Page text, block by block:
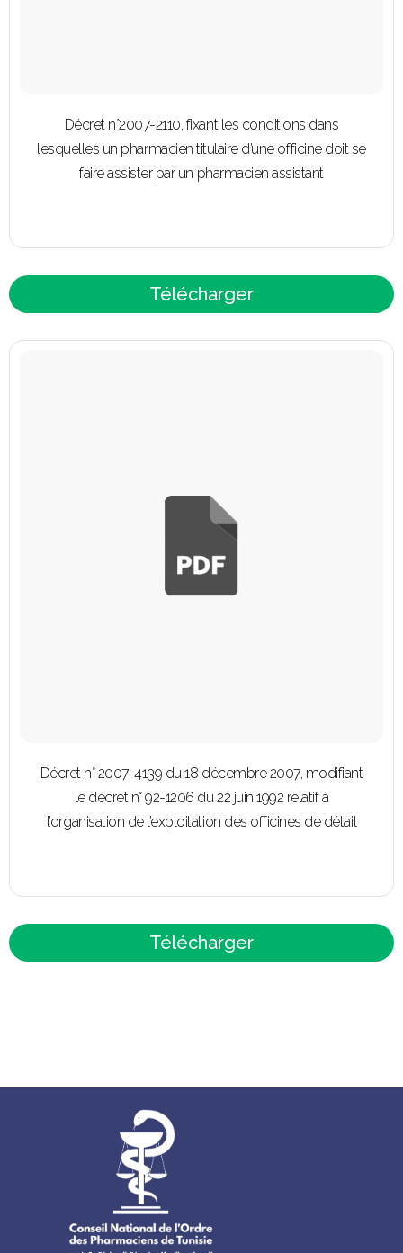
Décret n°2007-2110, fixant les conditions dans
lesquelles un pharmacien titulaire d’une officine doit se
faire assister par un pharmacien assistant
Télécharger
Décret n° 2007-4139 du 18 décembre 2007, modifiant
le décret n° 92-1206 du 22 juin 1992 relatif à
l’organisation de l’exploitation des officines de détail
Télécharger